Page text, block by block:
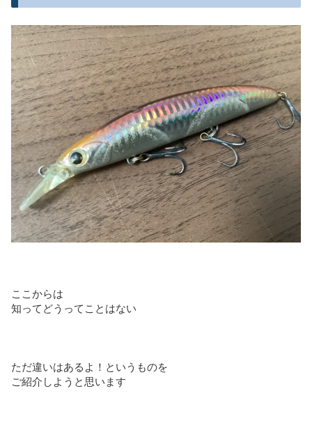
ここからは
知ってどうってことはない
ただ違いはあるよ！というものを
ご紹介しようと思います